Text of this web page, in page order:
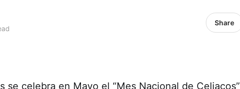
Share
se celebra en Mayo el “Mes Nacional de Celiacos”